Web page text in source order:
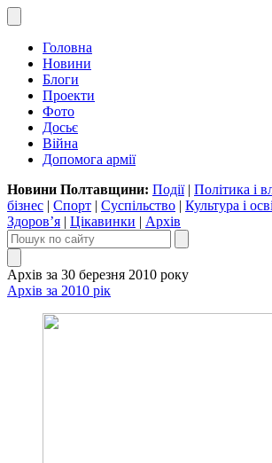
Головна
Новини
Блоги
Проекти
Фото
Досьє
Війна
Допомога армії
Новини Полтавщини: Події| Політика і
бізнес | Спорт | Суспільство | Культура і
Здоров’я | Цікавинки | Архів
Архів за 30 березня 2010 року
Архів за 2010 рік